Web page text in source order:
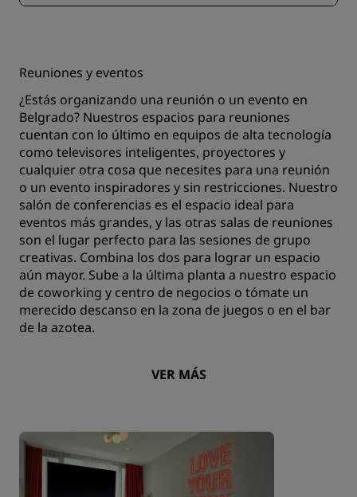
Reuniones y eventos
¿Estás organizando una reunión o un evento en
Belgrado? Nuestros espacios para reuniones
cuentan con lo último en equipos de alta tecnología
como televisores inteligentes, proyectores y
cualquier otra cosa que necesites para una reunión
o un evento inspiradores y sin restricciones. Nuestro
salón de conferencias es el espacio ideal para
eventos más grandes, y las otras salas de reuniones
son el lugar perfecto para las sesiones de grupo
creativas. Combina los dos para lograr un espacio
aún mayor. Sube a la última planta a nuestro espacio
de coworking y centro de negocios o tómate un
merecido descanso en la zona de juegos o en el bar
de la azotea.
VER MÁS